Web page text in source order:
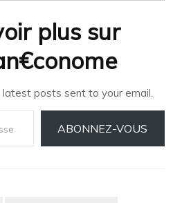
plus sur
posts sent to your email.
ABONNEZ-VOUS